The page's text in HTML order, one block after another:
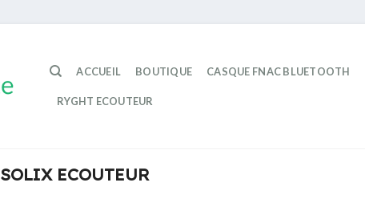
ACCUEIL BOUTIQUE CASQUE FNAC BLUETOOTH
RYGHT ECOUTEUR
SOLIX ECOUTEUR